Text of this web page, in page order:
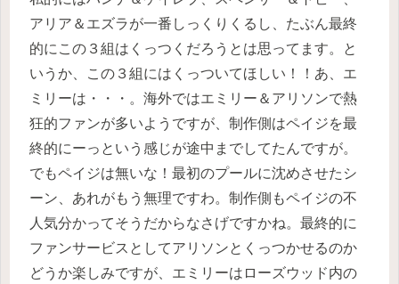
アリア＆エズラが一番しっくりくるし、たぶん最終
的にこの３組はくっつくだろうとは思ってます。と
いうか、この３組にはくっついてほしい！！あ、エ
ミリーは・・・。海外ではエミリー＆アリソンで熱
狂的ファンが多いようですが、制作側はペイジを最
終的にーっという感じが途中までしてたんですが。
でもペイジは無いな！最初のプールに沈めさせたシ
ーン、あれがもう無理ですわ。制作側もペイジの不
人気分かってそうだからなさげですかね。最終的に
ファンサービスとしてアリソンとくっつかせるのか
どうか楽しみですが、エミリーはローズウッド内の